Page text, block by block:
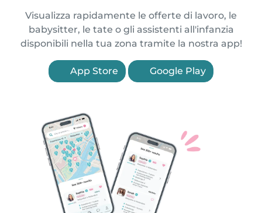
Visualizza rapidamente le offerte di lavoro, le
babysitter, le tate o gli assistenti all'infanzia
disponibili nella tua zona tramite la nostra app!
App Store Google Play